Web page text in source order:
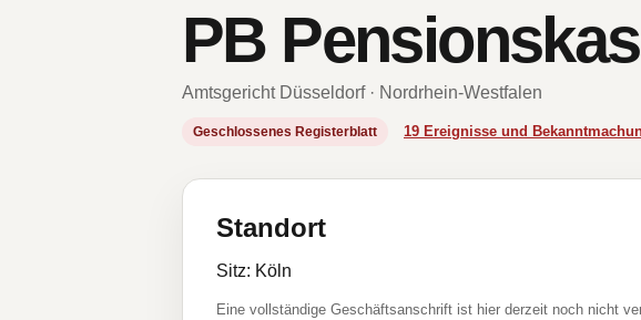
PB
Amtsgericht Düsseldorf · Nordrhein-Westfalen
Geschlossenes Registerblatt 19 Ereignisse und
Standort
Sitz: Köln
Eine vollständige Geschäftsanschrift ist hier derzeit noch nicht